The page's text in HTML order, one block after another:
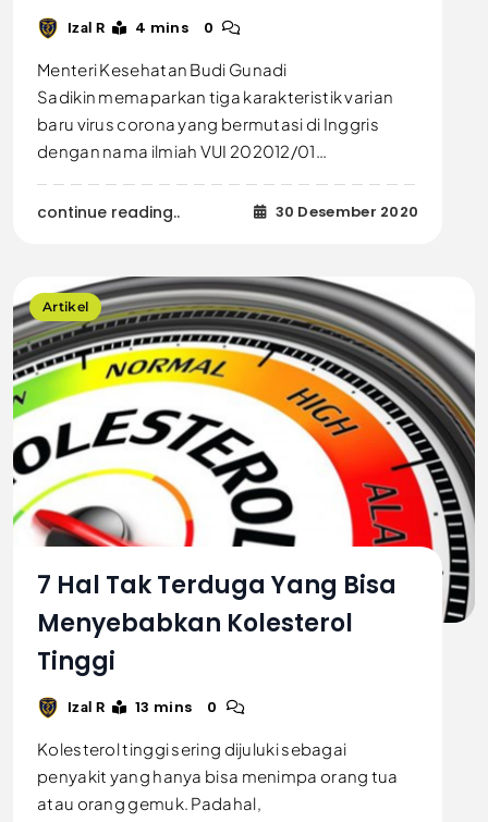
Izal R 4 mins
0
Menteri Kesehatan Budi Gunadi
Sadikin memaparkan tiga karakteristik varian
baru virus corona yang bermutasi di Inggris
dengan nama ilmiah VUI 202012/01…
continue reading.. 30 Desember 2020
Artikel
7 Hal Tak Terduga Yang Bisa
Menyebabkan Kolesterol
Tinggi
Izal R 13 mins
0
Kolesterol tinggi sering dijuluki sebagai
penyakit yang hanya bisa menimpa orang tua
atau orang gemuk. Padahal,